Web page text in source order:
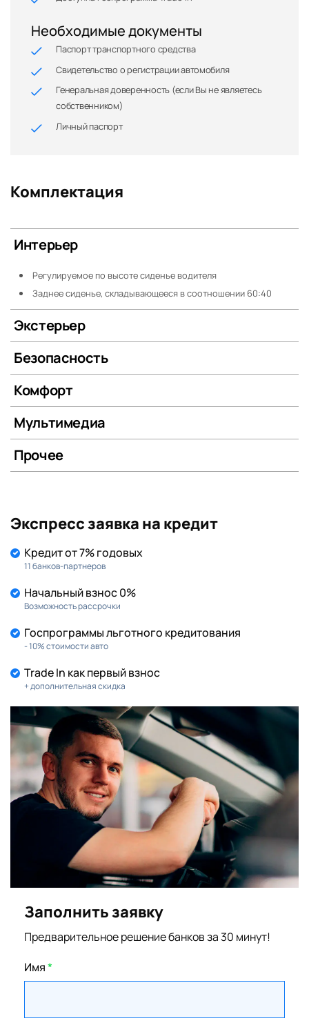
Необходимые документы
Паспорт транспортного средства
Свидетельство о регистрации автомобиля
Генеральная доверенность (если Вы не являетесь
собственником)
Личный паспорт
Комплектация
Интерьер
Регулируемое по высоте сиденье водителя
Заднее сиденье, складывающееся в соотношении 60:40
Экстерьер
Безопасность
Комфорт
Мультимедиа
Прочее
Экспресс заявка на кредит
Кредит от 7% годовых
11 банков-партнеров
Начальный взнос 0%
Возможность рассрочки
Госпрограммы льготного кредитования
- 10% стоимости авто
Trade In как первый взнос
+ дополнительная скидка
Заполнить заявку
Предварительное решение банков за 30 минут!
Имя*